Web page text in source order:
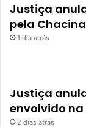
Justiça
pela
1 dia atrás
Justiça
envolvido
2 dias atrás